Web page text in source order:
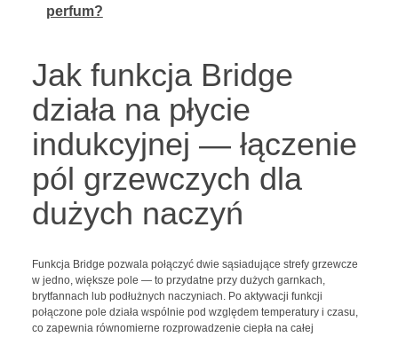
perfum?
Jak funkcja Bridge
działa na płycie
indukcyjnej — łączenie
pól grzewczych dla
dużych naczyń
Funkcja Bridge pozwala połączyć dwie sąsiadujące strefy grzewcze
w jedno, większe pole — to przydatne przy dużych garnkach,
brytfannach lub podłużnych naczyniach. Po aktywacji funkcji
połączone pole działa wspólnie pod względem temperatury i czasu,
co zapewnia równomierne rozprowadzenie ciepła na całej